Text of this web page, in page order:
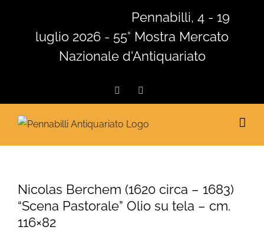
contenuto
Pennabilli, 4 - 19
luglio 2026 - 55° Mostra Mercato
Nazionale d'Antiquariato
Facebook
Nicolas Berchem (1620 circa – 1683)
“Scena Pastorale” Olio su tela – cm.
116×82